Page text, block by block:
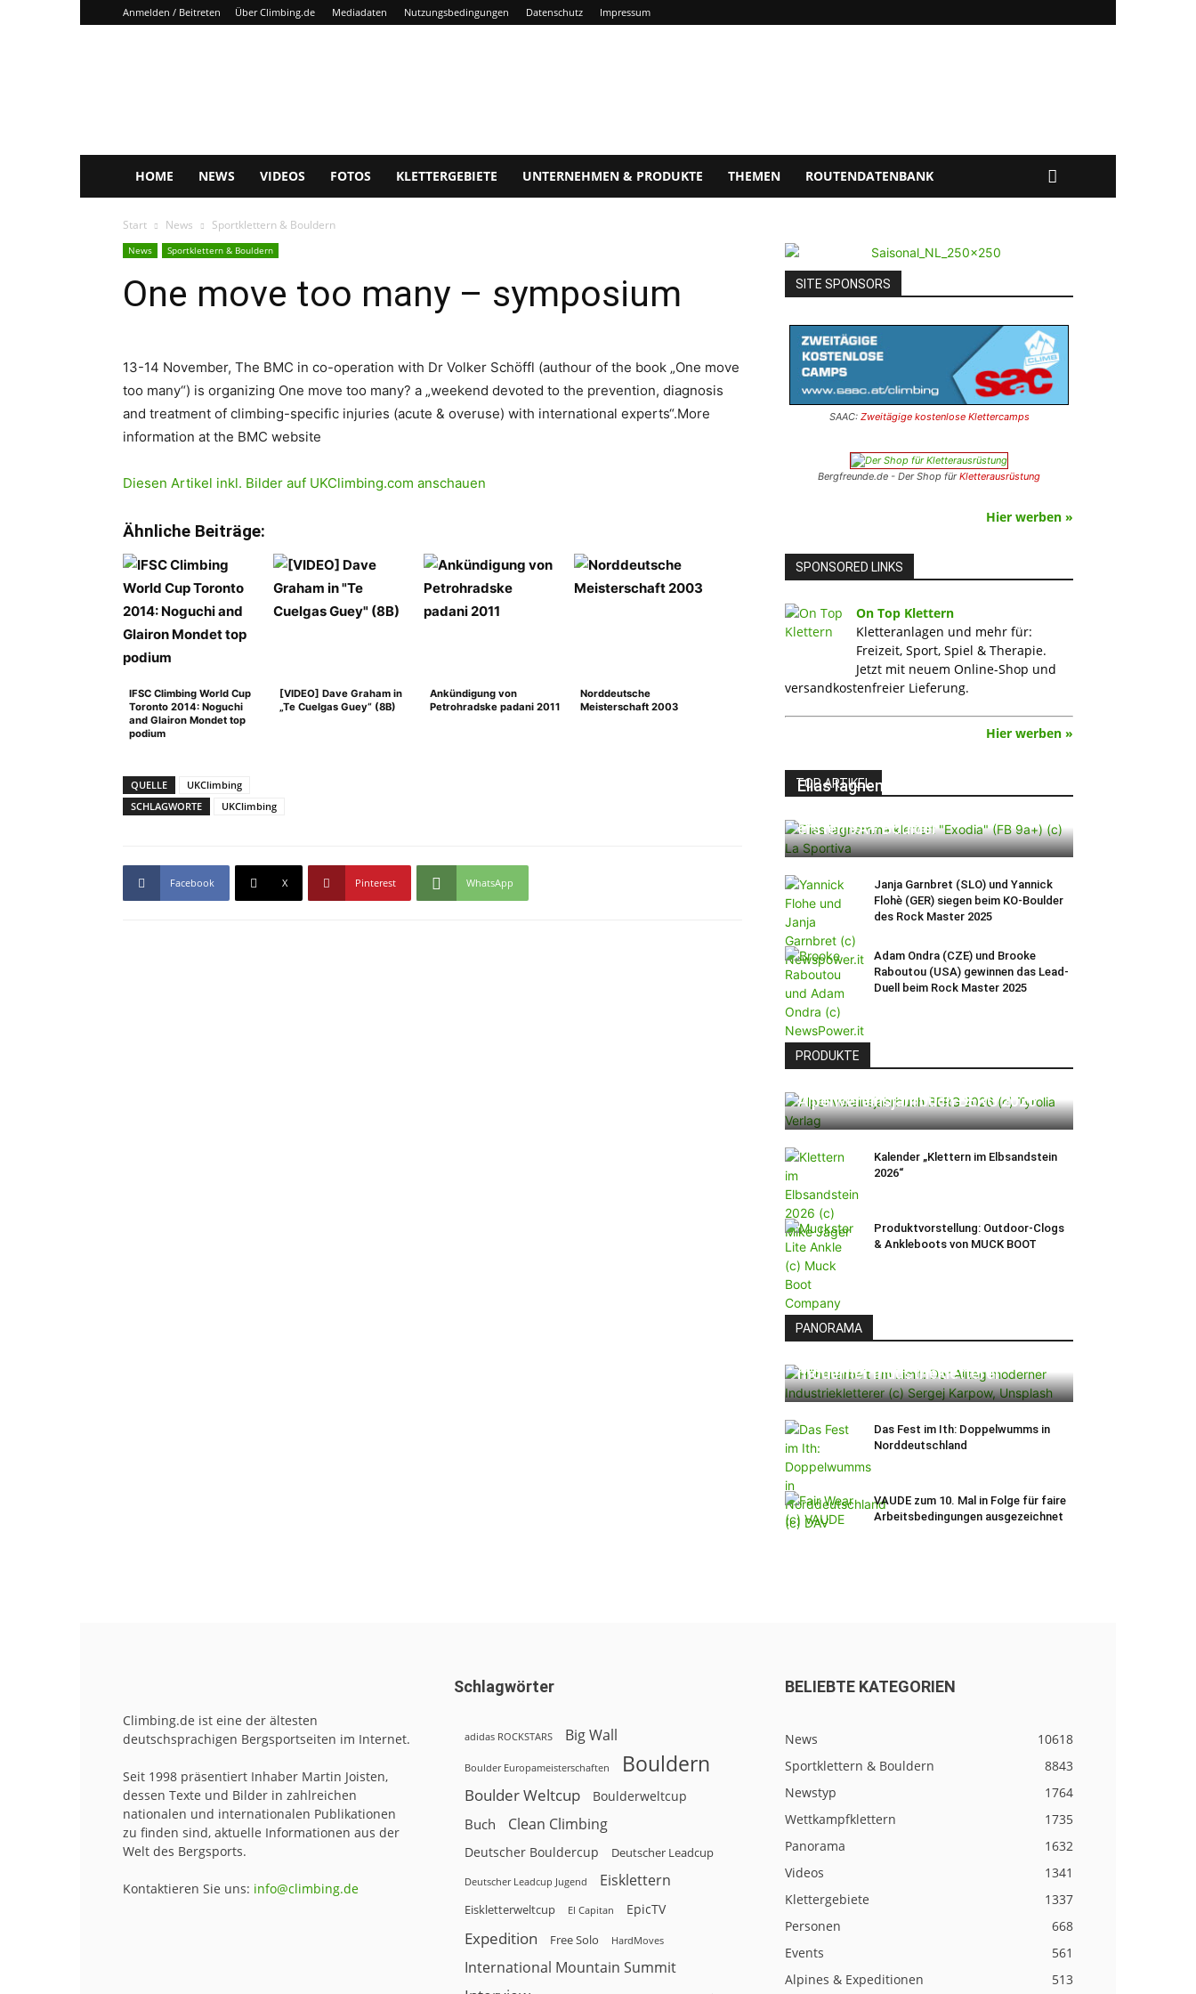
Anmelden / Beitreten Über Climbing.de Mediadaten Nutzungsbedingungen Datenschutz Impressum
HOME NEWS VIDEOS FOTOS KLETTERGEBIETE UNTERNEHMEN & PRODUKTE THEMEN ROUTENDATENBANK
Start News Sportklettern & Bouldern
News Sportklettern & Bouldern
One move too many – symposium
13-14 November, The BMC in co-operation with Dr Volker Schöffl (authour of the book „One move
too many“) is organizing One move too many? a „weekend devoted to the prevention, diagnosis
and treatment of climbing-specific injuries (acute & overuse) with international experts“.More
information at the BMC website
Diesen Artikel inkl. Bilder auf UKClimbing.com anschauen
Ähnliche Beiträge:
IFSC Climbing World Cup
Toronto 2014: Noguchi
and Glairon Mondet top
podium
[VIDEO] Dave Graham in
„Te Cuelgas Guey“ (8B)
Ankündigung von
Petrohradske padani 2011
Norddeutsche
Meisterschaft 2003
QUELLE
UKClimbing
SCHLAGWORTE
UKClimbing
Facebook X Pinterest WhatsApp
SITE SPONSORS
SAAC: Zweitägige kostenlose Klettercamps
Bergfreunde.de - Der Shop fürKletterausrüstung
Hier werben »
SPONSORED LINKS
On Top Klettern
Kletteranlagen und mehr für:
Freizeit, Sport, Spiel & Therapie.
Jetzt mit neuem Online-Shop und
versandkostenfreier Lieferung.
Hier werben »
TOP ARTIKEL
Elias Iagnemma klettert „Exodia“:
ersten 9A+ Boulder
Janja Garnbret (SLO) und Yannick
Flohè (GER) siegen beim KO-Boulder
des Rock Master 2025
Adam Ondra (CZE) und Brooke
Raboutou (USA) gewinnen das Lead-
Duell beim Rock Master 2025
PRODUKTE
Alpenvereinsjahrbuch BERG 2026
Kalender „Klettern im Elbsandstein
2026“
Produktvorstellung: Outdoor-Clogs
& Ankleboots von MUCK BOOT
PANORAMA
moderner Industriekletterer
Das Fest im Ith: Doppelwumms in
Norddeutschland
VAUDE zum 10. Mal in Folge für faire
Arbeitsbedingungen ausgezeichnet
Climbing.de ist eine der ältesten
deutschsprachigen Bergsportseiten im Internet.
Seit 1998 präsentiert Inhaber Martin Joisten,
dessen Texte und Bilder in zahlreichen
nationalen und internationalen Publikationen
zu finden sind, aktuelle Informationen aus der
Welt des Bergsports.
Kontaktieren Sie uns: info@climbing.de
Schlagwörter
adidas ROCKSTARS Big Wall
Boulder Europameisterschaften Bouldern
Boulder Weltcup Boulderweltcup
Buch Clean Climbing
Deutscher Bouldercup Deutscher Leadcup
Deutscher Leadcup Jugend Eisklettern
Eiskletterweltcup El Capitan EpicTV
Expedition Free Solo HardMoves
International Mountain Summit
BELIEBTE KATEGORIEN
News
10618
Sportklettern & Bouldern
8843
Newstyp
1764
Wettkampfklettern
1735
Panorama
1632
Videos
1341
Klettergebiete
1337
Personen
668
Events
561
Alpines & Expeditionen
513